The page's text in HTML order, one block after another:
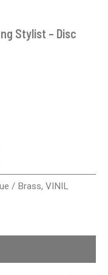
Stylist – Disc
/ Brass, VINIL